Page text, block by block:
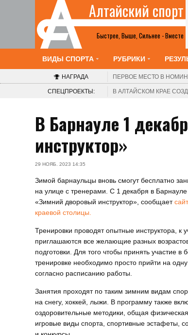
Быстрее, Выше, Сильнее - Вместе
Алтайский спорт
Все анонсы
ВИДЫ СПОРТА РУБРИКИ
НАГРАДА ПЕРВОЕ МЕСТО В
СПЕЦПРОЕКТЫ: В АЛТАЙСКОМ КРАЕ
В Барнауле 1
инструктор»
29 НОЯБ. 2023 14:35
Зимой барнаульцы вновь смогут бесплатно
на улице с тренерами. С 1 декабря в Барнауле
«Зимний дворовый инструктор», сообщает
краевой столицы.
Тренировки проводят опытные инструктора, к
приглашаются все желающие разных
подготовки. Для того чтобы принять участие в
тренировке необходимо просто прийти на
согласно расписанию работы.
Занятия проходят по таким зимним видам
на снегу, хоккей, лыжи. В программу также
оздоровительные методики, общая физическая
игровые виды спорта, спортивные эстафеты,